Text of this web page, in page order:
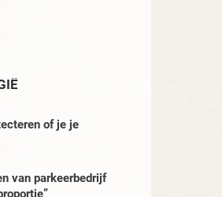
of je je
van parkeerbedrijf